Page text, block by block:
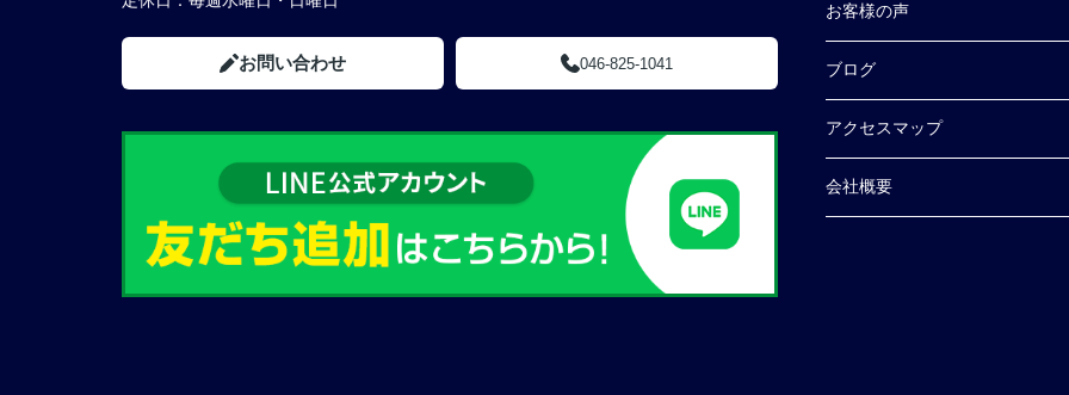
お問い合わせ 046-825-1041
お客様の声
ブログ
アクセスマップ
会社概要